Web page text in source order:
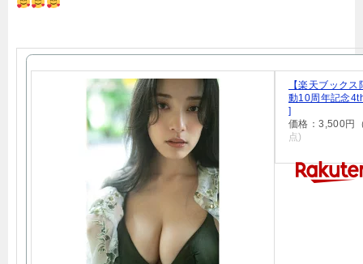
【楽天ブック
動10周年記念
]
価格：3,500円
点)